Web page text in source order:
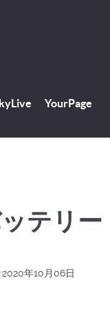
YourPage
テリー
年10月06日